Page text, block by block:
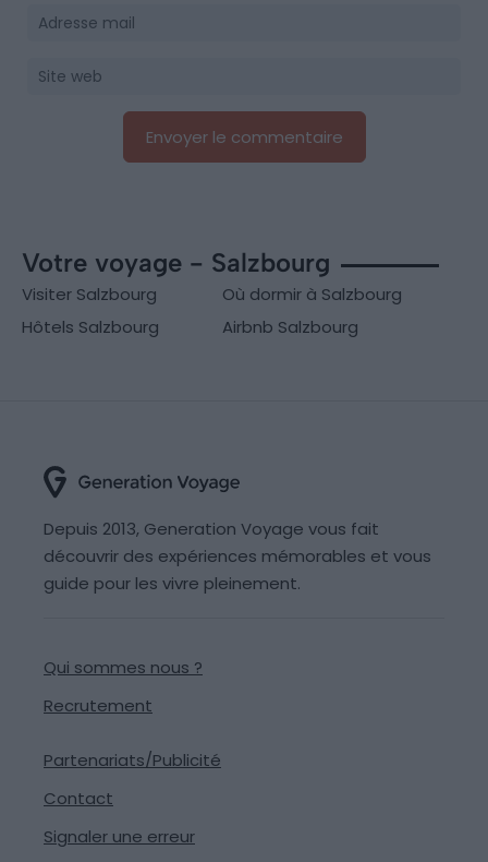
Votre voyage - Salzbourg
Visiter Salzbourg
Où dormir à Salzbourg
Hôtels Salzbourg
Airbnb Salzbourg
Depuis 2013, Generation Voyage vous fait
découvrir des expériences mémorables et vous
guide pour les vivre pleinement.
Qui sommes nous ?
Recrutement
Partenariats/Publicité
Contact
Signaler une erreur